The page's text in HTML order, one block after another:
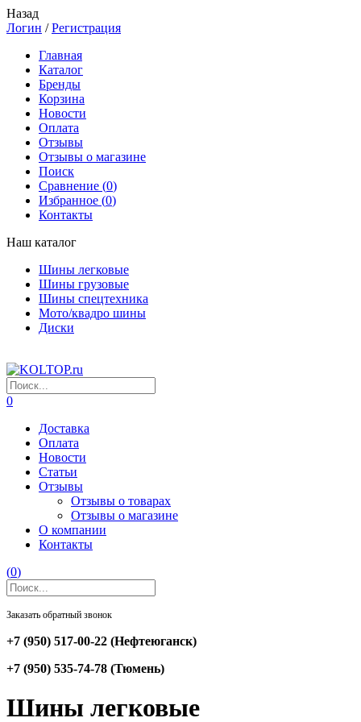
Назад
Логин /Регистрация
Главная
Каталог
Бренды
Корзина
Новости
Оплата
Отзывы
Отзывы о магазине
Поиск
Сравнение (0)
Избранное (0)
Контакты
Наш каталог
Шины легковые
Шины грузовые
Шины спецтехника
Мото/квадро шины
Диски
0
Доставка
Оплата
Новости
Статьи
Отзывы
Отзывы о товарах
Отзывы о магазине
О компании
Контакты
(0)
Заказать обратный звонок
+7 (950) 517-00-22 (Нефтеюганск)
+7 (950) 535-74-78 (Тюмень)
Шины легковые